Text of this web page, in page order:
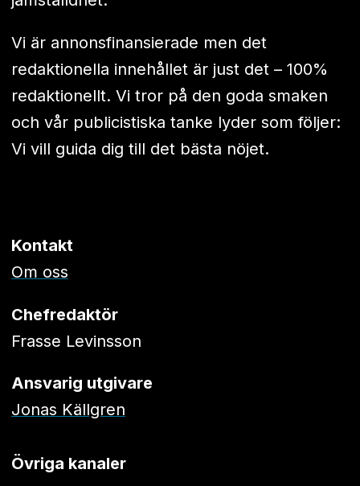
Vi är annonsfinansierade men det
redaktionella innehållet är just det – 100%
redaktionellt. Vi tror på den goda smaken
och vår publicistiska tanke lyder som följer:
Vi vill guida dig till det bästa nöjet.
Kontakt
Om oss
Chefredaktör
Frasse Levinsson
Ansvarig utgivare
Jonas Källgren
Övriga kanaler